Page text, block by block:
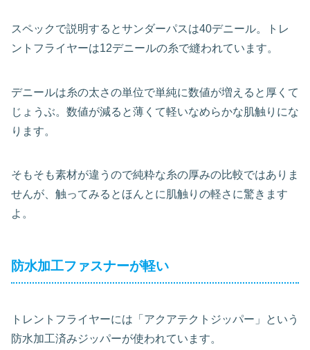
スペックで説明するとサンダーパスは40デニール。トレ
ントフライヤーは12デニールの糸で縫われています。
デニールは糸の太さの単位で単純に数値が増えると厚くて
じょうぶ。数値が減ると薄くて軽いなめらかな肌触りにな
ります。
そもそも素材が違うので純粋な糸の厚みの比較ではありま
せんが、触ってみるとほんとに肌触りの軽さに驚きます
よ。
防水加工ファスナーが軽い
トレントフライヤーには「アクアテクトジッパー」という
防水加工済みジッパーが使われています。